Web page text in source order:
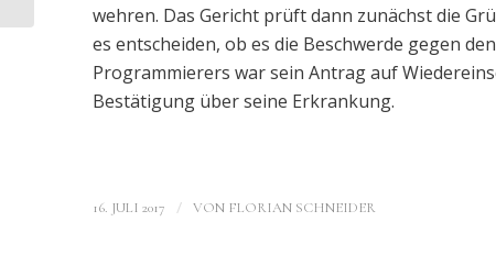
wehren. Das Gericht prüft dann zunächst die
es entscheiden, ob es die Beschwerde gegen
Programmierers war sein Antrag auf
Bestätigung über seine Erkrankung.
16. JULI 2017 / VON FLORIAN SCHNEIDER